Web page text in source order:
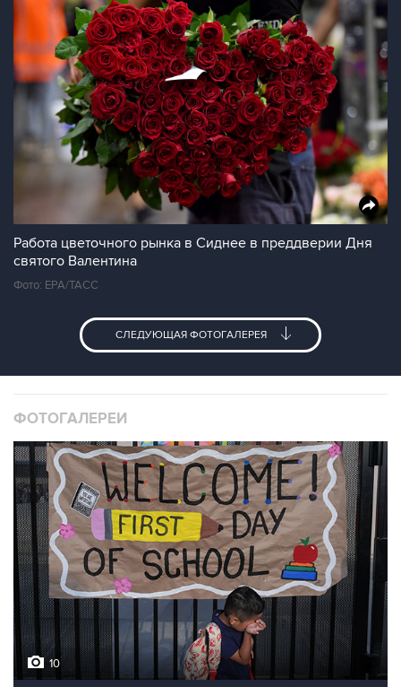
Работа цветочного рынка в Сиднее в преддверии Дня
святого Валентина
Фото: EPA/ТАСС
СЛЕДУЮЩАЯ ФОТОГАЛЕРЕЯ
ФОТОГАЛЕРЕИ
10